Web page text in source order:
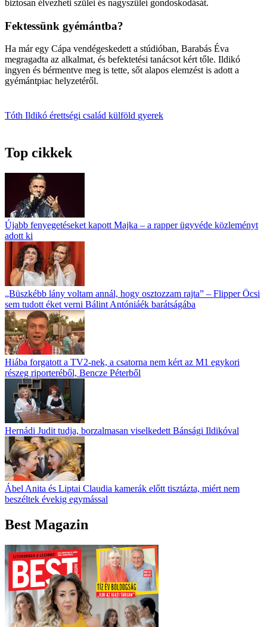
biztosan élvezheti szülei és nagyszülei gondoskodását.
Fektessünk gyémántba?
Ha már egy Cápa vendégeskedett a stúdióban, Barabás Éva
megragadta az alkalmat, és befektetési tanácsot kért tőle. Ildikó
ingyen és bérmentve meg is tette, sőt alapos elemzést is adott a
gyémántpiac helyzetéről.
Tóth Ildikó érettségi család külföld gyerek
Top cikkek
Újabb fenyegetéseket kapott Majka – a rapper ügyvéde közleményt
adott ki
„Büszkébb lány voltam annál, hogy osztozzam rajta” – Flipper Öcsi
sem tudott éket verni Bálint Antóniáék barátságába
Hiába forgatott a TV2-nek, a csatorna nem kért az M1 egykori
részeg riporteréből, Bencze Péterből
Hernádi Judit tudja, borzalmasan viselkedett Bánsági Ildikóval
Ábel Anita és Liptai Claudia kamerák előtt tisztázta, miért nem
beszéltek évekig egymással
Best Magazin